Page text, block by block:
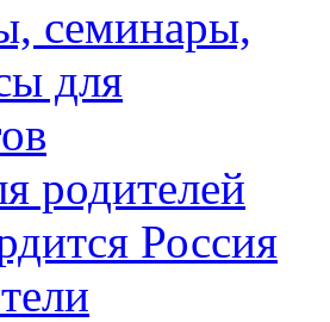
семинары,
для
родителей
Россия